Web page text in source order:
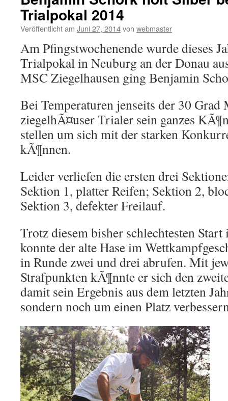
Trialpokal 2014
Veröffentlicht am Juni 27, 2014von webmaster
Am Pfingstwochenende wurde dieses
Trialpokal in Neuburg an der Donau
MSC Ziegelhausen ging Benjamin
Bei Temperaturen jenseits der 30 Grad
ziegelhÃ¤user Trialer sein ganzes
stellen um sich mit der starken
kÃ¶nnen.
Leider verliefen die ersten drei
Sektion 1, platter Reifen; Sektion 2,
Sektion 3, defekter Freilauf.
Trotz diesem bisher schlechtesten
konnte der alte Hase im
in Runde zwei und drei abrufen. Mit
Strafpunkten kÃ¶nnte er sich den
damit sein Ergebnis aus dem letzten
sondern noch um einen Platz